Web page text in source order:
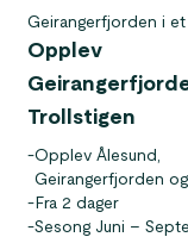
Geirangerfjorden i
Opplev
Trollstigen
-Opplev Ålesund,
Geirangerfjorden
- Fra 2 dager
-Sesong Juni –